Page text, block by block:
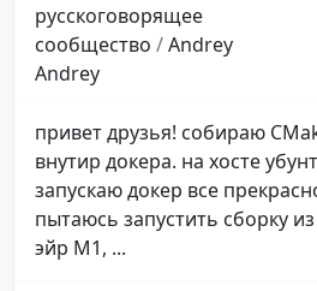
русскоговорящее
сообщество /Andrey
Andrey
привет друзья! собираю
внутир докера. на хосте
запускаю докер все
пытаюсь запустить сборку
эйр М1, ...